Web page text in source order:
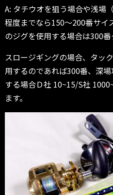
A: タチウオを狙う場合や浅場
程度までなら150～200番サイ
のジグを使用する場合は300番
スロージギングの場合、タッ
用するのであれば300番、深
する場合Ｄ社 10~15/S社
ます。